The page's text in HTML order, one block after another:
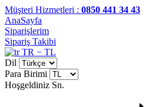
Müşteri Hizmetleri : 0850 441 34 43
AnaSayfa
Siparişlerim
Sipariş Takibi
TR − TL
Dil
Para Birimi
Hoşgeldiniz Sn.